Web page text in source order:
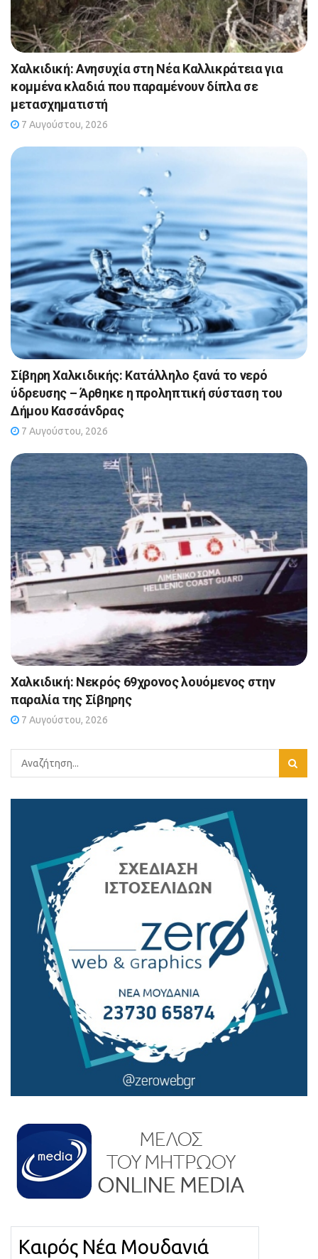
Χαλκιδική: Ανησυχία στη Νέα Καλλικράτεια για
κομμένα κλαδιά που παραμένουν δίπλα σε
μετασχηματιστή
7 Αυγούστου, 2026
Σίβηρη Χαλκιδικής: Κατάλληλο ξανά το νερό
ύδρευσης – Άρθηκε η προληπτική σύσταση του
Δήμου Κασσάνδρας
7 Αυγούστου, 2026
Χαλκιδική: Νεκρός 69χρονος λουόμενος στην
παραλία της Σίβηρης
7 Αυγούστου, 2026
Καιρός Νέα Μουδανιά